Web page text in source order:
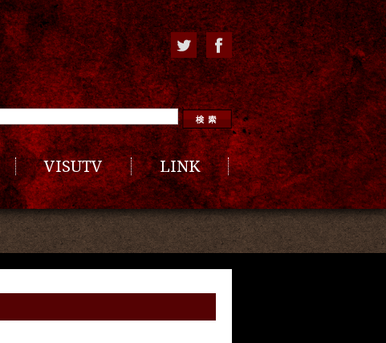
VISUTV LINK